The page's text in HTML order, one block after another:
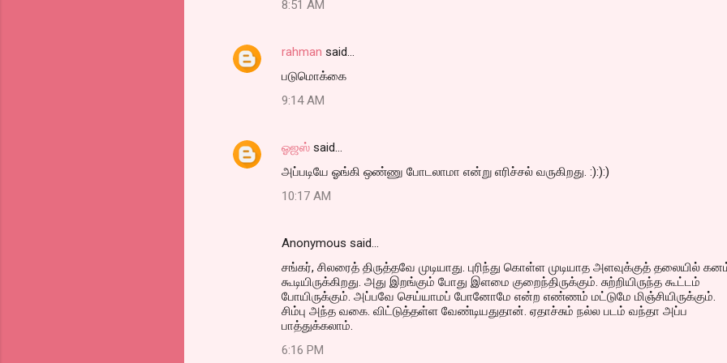
n
t
8:51 AM
rahman said…
படுமொக்கை
9:14 AM
ஓஜஸ் said…
அப்படியே ஓங்கி ஒண்ணு போடலாமா என்று எரிச்சல் வருகிறது. :):):)
10:17 AM
Anonymous said…
சங்கர், சிலரைத் திருத்தவே முடியாது. புரிந்து கொள்ள முடியாத அளவுக்குத் தலையில்
கூடியிருக்கிறது. அது இறங்கும் போது இளமை குறைந்திருக்கும். சுற்றியிருந்த கூட்டம்
போயிருக்கும். அப்பவே செய்யாமப் போனோமே என்ற எண்ணம் மட்டுமே மிஞ்சியிருக்கும்.
சிம்பு அந்த வகை. விட்டுத்தள்ள வேண்டியதுதான். ஏதாச்சும் நல்ல படம் வந்தா அப்ப
பாத்துக்கலாம்.
6:16 PM